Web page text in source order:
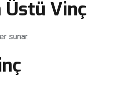
Üstü Vinç
sunar.